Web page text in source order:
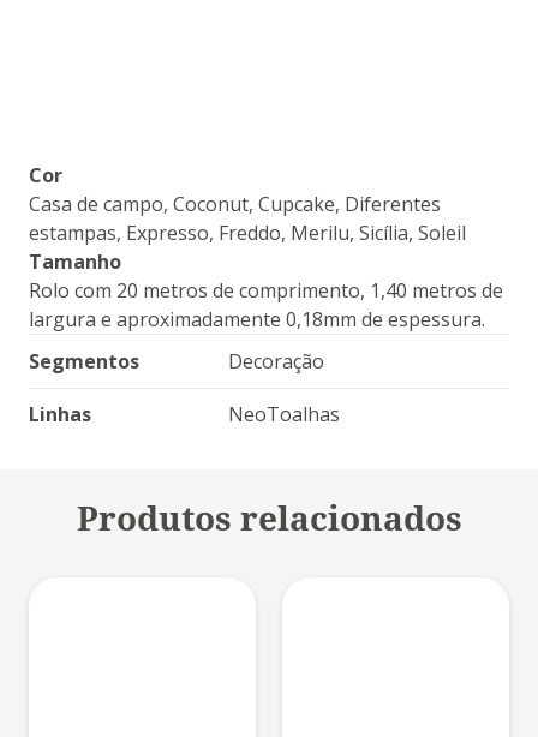
Cor
Casa de campo, Coconut, Cupcake, Diferentes
estampas, Expresso, Freddo, Merilu, Sicília, Soleil
Tamanho
Rolo com 20 metros de comprimento, 1,40 metros de
largura e aproximadamente 0,18mm de espessura.
Segmentos
Decoração
Linhas NeoToalhas
Produtos relacionados